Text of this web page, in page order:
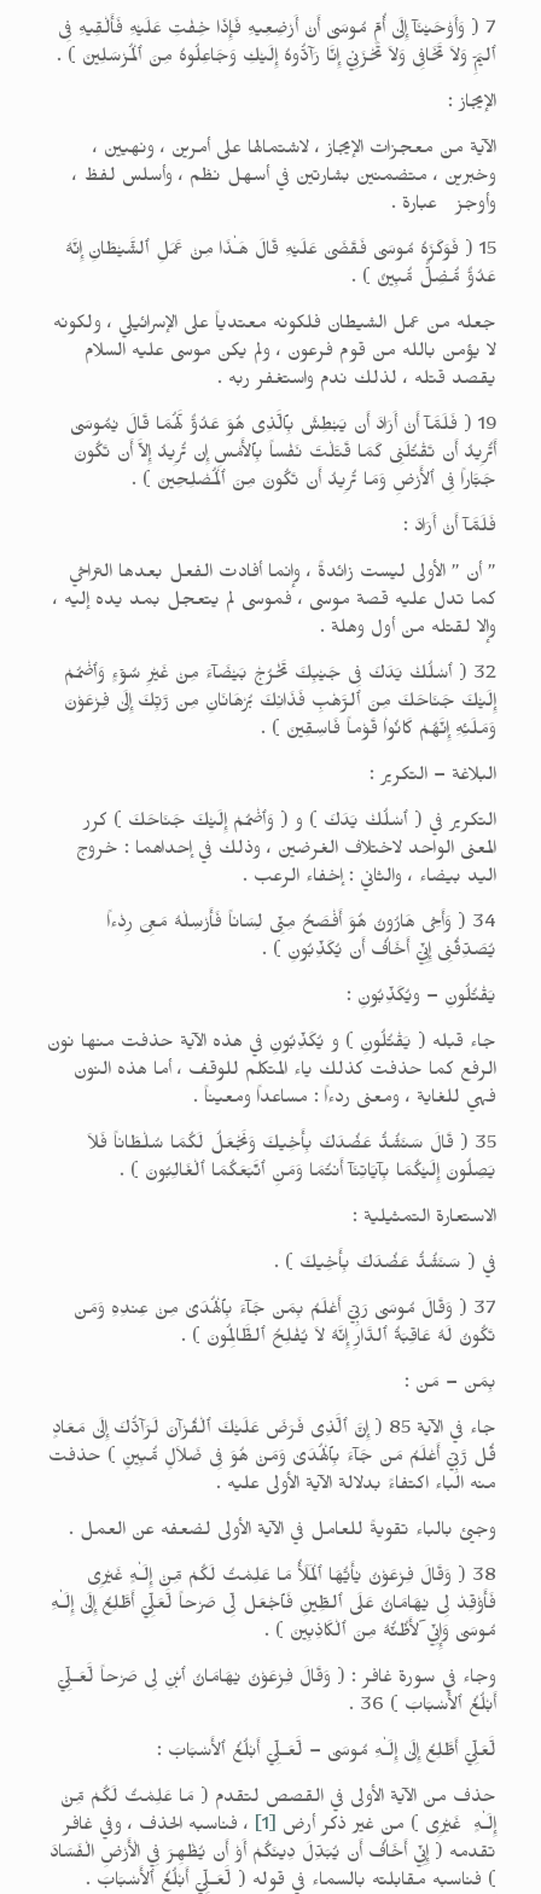
7 ( وَأَوْحَيْنَآ إِلَىٰ أُمِّ مُوسَىٰ أَنْ أَرْضِعِيهِ فَإِذَا خِفْتِ عَلَيْهِ فَأَلْقِيهِ فِى
ٱليَمِّ وَلاَ تَخَافِى وَلاَ تَحْزَنِيۤ إِنَّا رَآدُّوهُ إِلَيْكِ وَجَاعِلُوهُ مِنَ ٱلْمُرْسَلِينَ ) .
الإيجاز :
الآية من معجزات الإيجاز ، لاشتمالها على أمرين ، ونهيين ،
وخبرين ، متضمنين بشارتين في أسهل نظم ، وأسلس لفظ ،
وأوجز عبارة .
15 ( فَوَكَزَهُ مُوسَىٰ فَقَضَىٰ عَلَيْهِ قَالَ هَـٰذَا مِنْ عَمَلِ ٱلشَّيْطَانِ إِنَّهُ
عَدُوٌّ مُّضِلٌّ مُّبِينٌ ) .
جعله من عمل الشيطان فلكونه معتدياً على الإسرائيلي ، ولكونه
لا يؤمن بالله من قوم فرعون ، ولم يكن موسى عليه السلام
يقصد قتله ، لذلك ندم واستغفر ربه .
19 ( فَلَمَّآ أَنْ أَرَادَ أَن يَبْطِشَ بِٱلَّذِى هُوَ عَدُوٌّ لَّهُمَا قَالَ يٰمُوسَىٰ
أَتُرِيدُ أَن تَقْتُلَنِى كَمَا قَتَلْتَ نَفْساً بِٱلأَمْسِ إِن تُرِيدُ إِلاَّ أَن تَكُونَ
جَبَّاراً فِى ٱلأَرْضِ وَمَا تُرِيدُ أَن تَكُونَ مِنَ ٱلْمُصْلِحِينَ ) .
فَلَمَّآ أَنْ أَرَادَ :
” أن ” الأولى ليست زائدةً ، وإنما أفادت الفعل بعدها التراخي
كما تدل عليه قصة موسى ، فموسى لم يتعجل بمد يده إليه ،
وإلا لقتله من أول وهلة .
32 ( ٱسْلُكْ يَدَكَ فِى جَيْبِكَ تَخْرُجْ بَيْضَآءَ مِنْ غَيْرِ سُوۤءٍ وَٱضْمُمْ
إِلَيْكَ جَنَاحَكَ مِنَ ٱلرَّهْبِ فَذَانِكَ بُرْهَانَانِ مِن رَّبِّكَ إِلَىٰ فِرْعَوْنَ
وَمَلَئِهِ إِنَّهُمْ كَانُواْ قَوْماً فَاسِقِينَ ) .
البلاغة – التكرير :
التكرير في ( ٱسْلُكْ يَدَكَ ) و ( وَٱضْمُمْ إِلَيْكَ جَنَاحَكَ ) كرر
المعنى الواحد لاختلاف الغرضين ، وذلك في إحداهما : خروج
اليد بيضاء ، والثاني : إخفاء الرعب .
34 ( وَأَخِى هَارُونُ هُوَ أَفْصَحُ مِنِّى لِسَاناً فَأَرْسِلْهُ مَعِىَ رِدْءاً
يُصَدِّقُنِى إِنِّيۤ أَخَافُ أَن يُكَذِّبُونِ ) .
يَقْتُلُونِ – ويُكَذِّبُونِ :
جاء قبله ( يَقْتُلُونِ ) و يُكَذِّبُونِ في هذه الآية حذفت منها نون
الرفع كما حذفت كذلك ياء المتكلم للوقف ، أما هذه النون
فهي للغاية ، ومعنى ردءاً : مساعداً ومعيناً .
35 ( قَالَ سَنَشُدُّ عَضُدَكَ بِأَخِيكَ وَنَجْعَلُ لَكُمَا سُلْطَاناً فَلاَ
يَصِلُونَ إِلَيْكُمَا بِآيَاتِنَآ أَنتُمَا وَمَنِ ٱتَّبَعَكُمَا ٱلْغَالِبُونَ ) .
الاستعارة التمثيلية :
في ( سَنَشُدُّ عَضُدَكَ بِأَخِيكَ ) .
37 ( وَقَالَ مُوسَىٰ رَبِّيۤ أَعْلَمُ بِمَن جَآءَ بِٱلْهُدَىٰ مِنْ عِندِهِ وَمَن
تَكُونُ لَهُ عَاقِبَةُ ٱلدَّارِ إِنَّهُ لاَ يُفْلِحُ ٱلظَّالِمُونَ ) .
بِمَن – مَن :
جاء في الآية 85 ( إِنَّ ٱلَّذِى فَرَضَ عَلَيْكَ ٱلْقُرْآنَ لَرَآدُّكَ إِلَىٰ مَعَادٍ
قُل رَّبِّيۤ أَعْلَمُ مَن جَآءَ بِٱلْهُدَىٰ وَمَنْ هُوَ فِى ضَلاَلٍ مُّبِينٍ ) حذفت
منه الباء اكتفاءً بدلالة الآية الأولى عليه .
وجيئ بالباء تقويةً للعامل في الآية الأولى لضعفه عن العمل .
38 ( وَقَالَ فِرْعَوْنُ يٰأَيُّهَا ٱلْمَلَأُ مَا عَلِمْتُ لَكُمْ مِّنْ إِلَـٰهٍ غَيْرِى
فَأَوْقِدْ لِى يٰهَامَانُ عَلَى ٱلطِّينِ فَٱجْعَل لِّى صَرْحاً لَّعَلِّيۤ أَطَّلِعُ إِلَىٰ إِلَـٰهِ
مُوسَىٰ وَإِنِّي َلأَظُنُّهُ مِنَ ٱلْكَاذِبِينَ ) .
وجاء في سورة غافر : ( وَقَالَ فِرْعَوْنُ يٰهَامَانُ ٱبْنِ لِى صَرْحاً لَّعَـلِّيۤ
أَبْلُغُ ٱلأَسْبَابَ ) 36 .
لَّعَلِّيۤ أَطَّلِعُ إِلَىٰ إِلَـٰهِ مُوسَىٰ – لَّعَـلِّيۤ أَبْلُغُ ٱلأَسْبَابَ :
حذف من الآية الأولى في القصص لتقدم ( مَا عَلِمْتُ لَكُمْ مِّنْ
إِلَـٰهٍ غَيْرِى ) من غير ذكر أرض [1]
، فناسبه الحذف ، وفي غافر
تقدمه ( إِنِّي أَخَافُ أَن يُبَدِّلَ دِينَكُمْ أَوْ أَن يُظْهِرَ فِي الْأَرْضِ الْفَسَادَ
) فناسبه مقابلته بالسماء في قوله ( لَّعَـلِّيۤ أَبْلُغُ ٱلأَسْبَابَ .